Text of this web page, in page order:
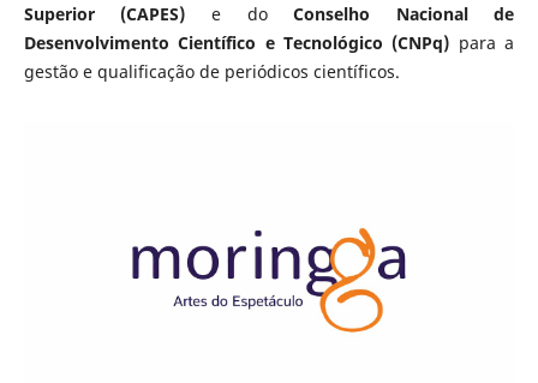
Superior (CAPES) e doConselho Nacional de
Desenvolvimento Científico e Tecnológico (CNPq) para a
gestão e qualificação de periódicos científicos.